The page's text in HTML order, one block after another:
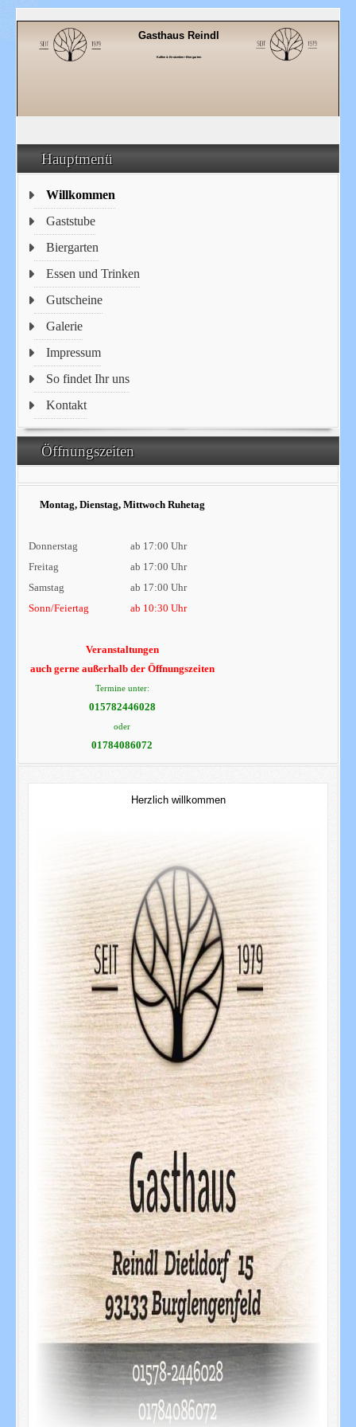
Gasthaus Reindl
Kaffee & Brotzeiten • Biergarten
Hauptmenü
Willkommen
Gaststube
Biergarten
Essen und Trinken
Gutscheine
Galerie
Impressum
So findet Ihr uns
Kontakt
Öffnungszeiten
Montag, Dienstag, Mittwoch Ruhetag
Donnerstag
ab 17:00 Uhr
Freitag
ab 17:00 Uhr
Samstag
ab 17:00 Uhr
Sonn/Feiertag
ab 10:30 Uhr
Veranstaltungen
auch gerne außerhalb der Öffnungszeiten
Termine unter:
015782446028
oder
01784086072
Herzlich willkommen